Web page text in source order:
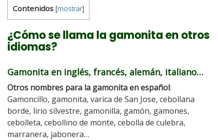
Contenidos [mostrar]
¿Cómo se llama la gamonita en otros
idiomas?
Gamonita en inglés, francés, alemán, italiano…
Otros nombres para la gamonita en español:
Gamoncillo, gamonita, varica de San Jose, cebollana
borde, lirio silvestre, gamonilla, gamón, gamones,
cebolleta, cebollino de monte, cebolla de culebra,
marranera, jabonera…